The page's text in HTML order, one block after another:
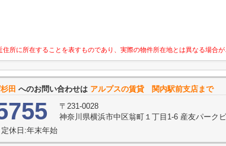
所に所在することを表すものであり、実際の物件所在地とは異なる場合が
田 へのお問い合わせは アルプスの賃貸 関内駅前支店まで
〒231-0028
神奈川県横浜市中区翁町１丁目1-6 産友パーク
休日:年末年始